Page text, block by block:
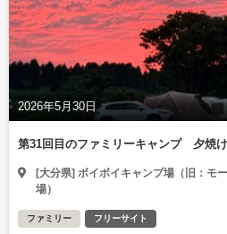
2026年5月30日
第31回目のファミリーキャンプ 夕焼
[大分県] ボイボイキャンプ場（旧：モ
場）
ファミリー フリーサイト